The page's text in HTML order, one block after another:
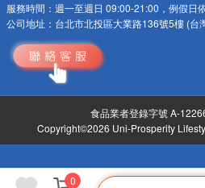
0
服務時間： 週一至週日 09:00-21:00，例假日
公司地址： 台北市北投區大業路136號5樓 (台
食品業者登錄字號 A-
Copyright©2026 Uni-Prosperity